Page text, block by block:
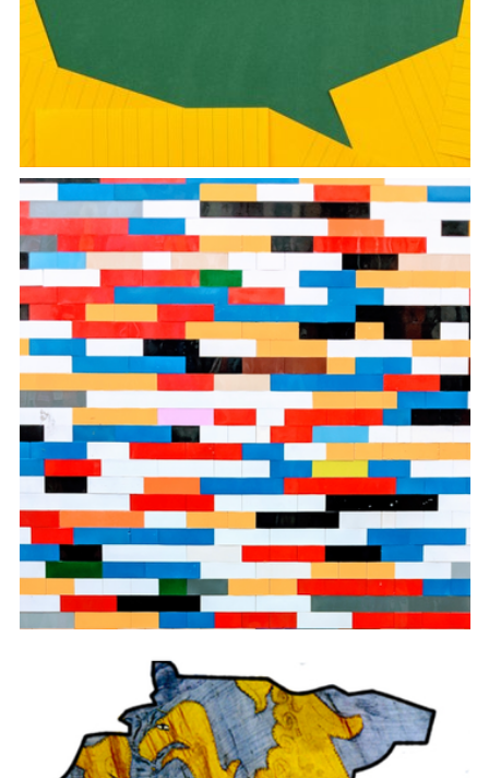
Resilient syntax in contact: assessing minority
languages
Contact-induced language change: